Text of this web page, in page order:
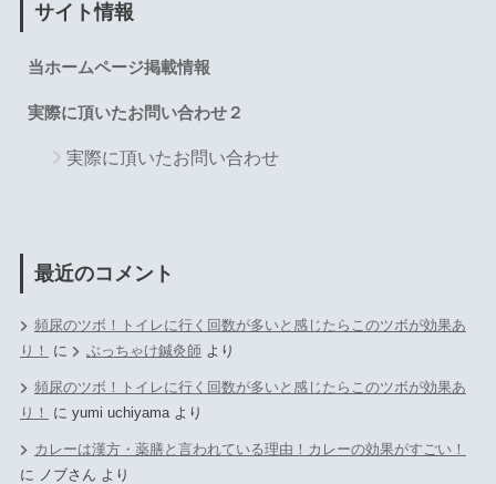
サイト情報
当ホームページ掲載情報
実際に頂いたお問い合わせ２
実際に頂いたお問い合わせ
最近のコメント
頻尿のツボ！トイレに行く回数が多いと感じたらこのツボが効果あ
り！
に ぶっちゃけ鍼灸師 より
頻尿のツボ！トイレに行く回数が多いと感じたらこのツボが効果あ
り！
に yumi uchiyamaより
カレーは漢方・薬膳と言われている理由！カレーの効果がすごい！
に
ノブさん より